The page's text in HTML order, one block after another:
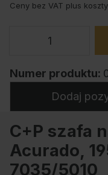
Ceny bez VAT plus
Numer produktu:
Dodaj
C+P szafa
Acurado,
7035/5010